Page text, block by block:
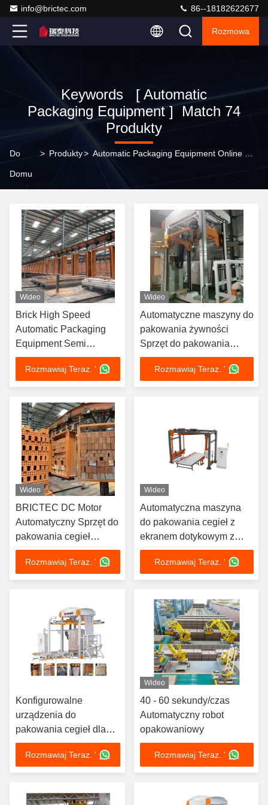
info@brictec.com 86--18182622677
Rozmowa
Keywords [ Automatic
Packaging Equipment ] Match 74
Produkty
Do
Domu
> Produkty>
Wideo
Brick High Speed
Automatic Packaging
Equipment Semi
Automatic Basket
Strapping Machine
(Brick High Speed
Automatic Packaging
Equipment)
Połomautomatyczna
maszyna do wiązania
koszyków
Rozmawiaj Teraz. '
Wideo
Automatyczne maszyny do
pakowania żywności
Sprzęt do pakowania
Szklane butelki System
pakowania na zimno
Rozmawiaj Teraz. '
Wideo
BRICTEC DC Motor
Automatyczny Sprzęt do
pakowania cegieł
Semiautomatyczna
Maszyna do wiązania
koszyków
Rozmawiaj Teraz. '
Wideo
Automatyczna maszyna
do pakowania cegieł z
ekranem dotykowym z
oszczędnościami kosztów
i silną ochroną
Rozmawiaj Teraz. '
Konfigurowalne
urządzenia do
pakowania cegieł dla
typowych awarii i innych
powszechnych
problemów z folią PVC
Rozmawiaj Teraz. '
Wideo
40 - 60 sekundy/czas
Automatyczny robot
opakowaniowy
Rozmawiaj Teraz. '